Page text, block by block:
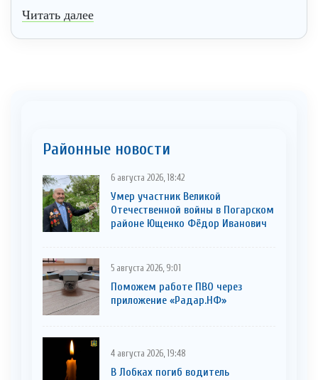
Читать далее
Районные новости
6 августа 2026, 18:42
Умер участник Великой
Отечественной войны в Погарском
районе Ющенко Фёдор Иванович
5 августа 2026, 9:01
Поможем работе ПВО через
приложение «Радар.НФ»
4 августа 2026, 19:48
В Лобках погиб водитель